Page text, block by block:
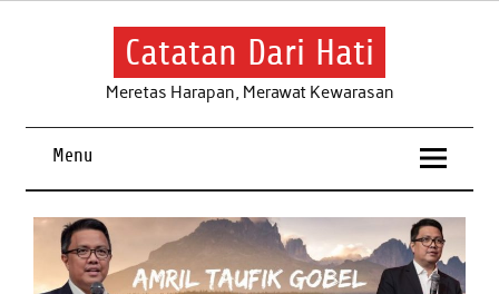
Skip
Catatan Dari Hati
Meretas Harapan, Merawat Kewarasan
Menu